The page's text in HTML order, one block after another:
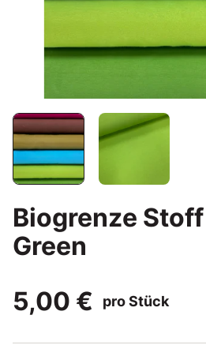
Biogrenze
Green
5,00 €
pro Stück